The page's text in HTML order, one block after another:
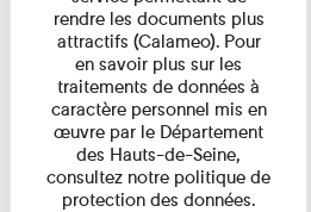
rendre les documents plus
attractifs (Calameo). Pour
en savoir plus sur les
traitements de données à
caractère personnel mis en
œuvre par le Département
des Hauts-de-Seine,
consultez notre politique de
protection des données.